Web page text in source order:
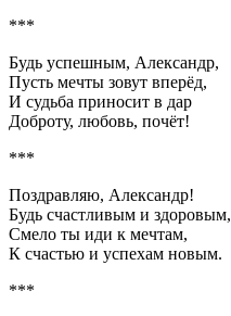
***
Будь успешным, Александр,
Пусть мечты зовут вперёд,
И судьба приносит в дар
Доброту, любовь, почёт!
***
Поздравляю, Александр!
Будь счастливым и здоровым,
Смело ты иди к мечтам,
К счастью и успехам новым.
***